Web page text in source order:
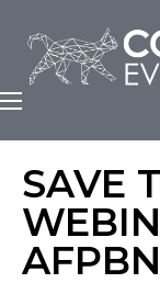
SAVE
AFPBN